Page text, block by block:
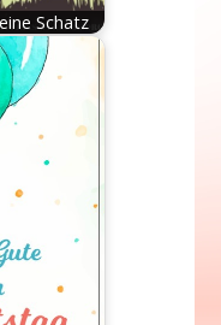
Schatz